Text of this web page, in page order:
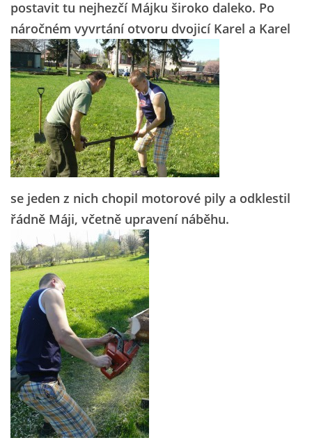
postavit tu nejhezčí Májku široko daleko. Po
náročném vyvrtání otvoru dvojicí Karel a Karel
se jeden z nich chopil motorové pily a odklestil
řádně Máji, včetně upravení náběhu.